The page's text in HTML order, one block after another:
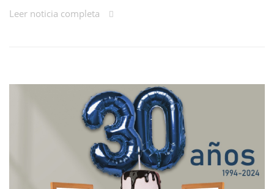
Leer noticia completa